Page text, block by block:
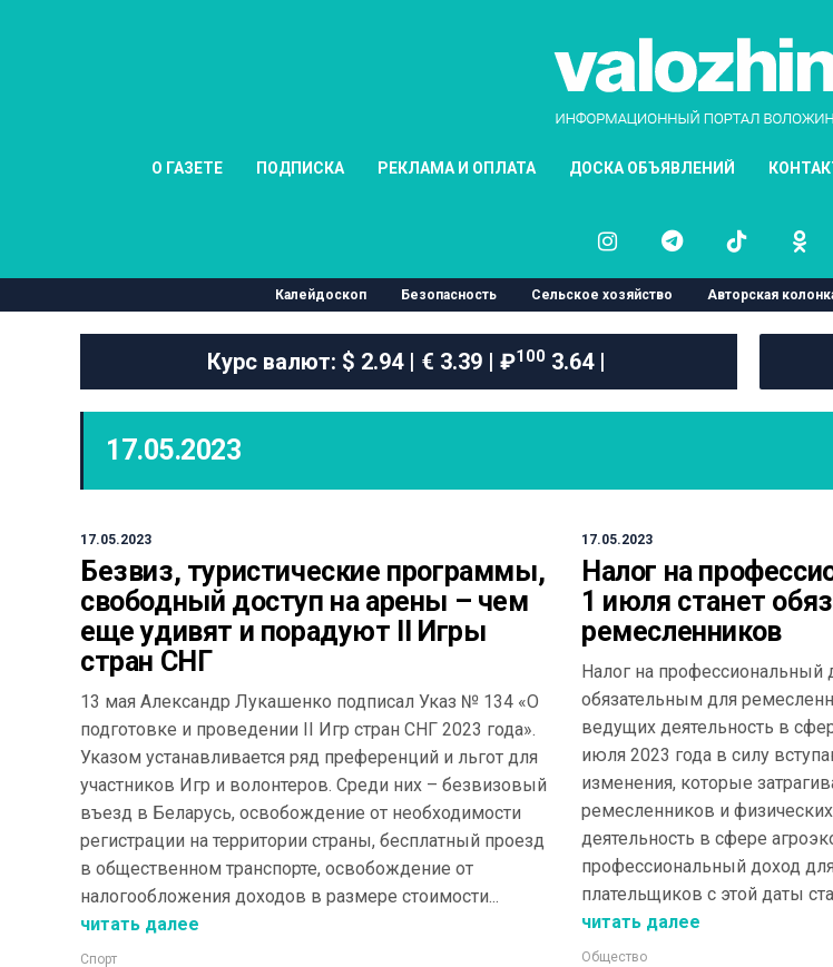
О ГАЗЕТЕ ПОДПИСКА РЕКЛАМА И ОПЛАТА ДОСКА ОБЪЯВЛЕНИЙ
Калейдоскоп Безопасность Сельское хозяйство Авторская
Курс валют: $ 2.94 | € 3.39 | ₽1003.64 |
17.05.2023
17.05.2023
Безвиз, туристические программы,
свободный доступ на арены – чем
еще удивят и порадуют II Игры
стран СНГ
13 мая Александр Лукашенко подписал Указ № 134 «О
подготовке и проведении II Игр стран СНГ 2023 года».
Указом устанавливается ряд преференций и льгот для
участников Игр и волонтеров. Среди них – безвизовый
въезд в Беларусь, освобождение от необходимости
регистрации на территории страны, бесплатный проезд
в общественном транспорте, освобождение от
налогообложения доходов в размере стоимости...
читать далее
Спорт
17.05.2023
Налог на
1 июля станет
ремесленников
Налог на профессиональный
обязательным для
ведущих деятельность в
июля 2023 года в силу
изменения, которые
ремесленников и
деятельность в сфере
профессиональный доход
плательщиков с этой даты
читать далее
Общество